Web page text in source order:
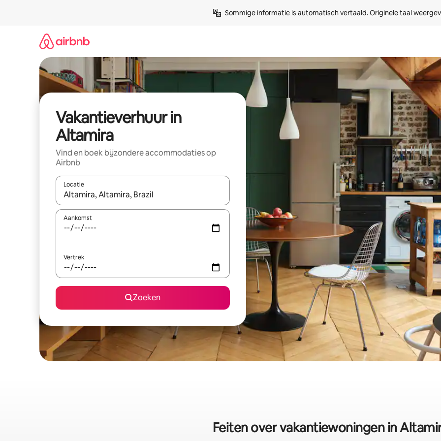
Sommige informatie is automatisch vertaald. Originele taal
Vakantieverhuur in
Altamira
Vind en boek bijzondere accommodaties op
Airbnb
Locatie
Wanneer er suggesties beschikbaar zijn, maak je een keuze met je de pijltjestoetsen omhoog en omlaag, óf door te
Aankomst
Vertrek
Zoeken
Feiten over vakantiewoningen in